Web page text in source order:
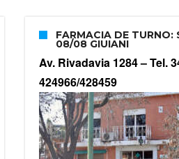
su nacimiento
FARMACIA DE TURNO:
08/08 GIUIANI
Av. Rivadavia 1284 –Tel.
424966/428459